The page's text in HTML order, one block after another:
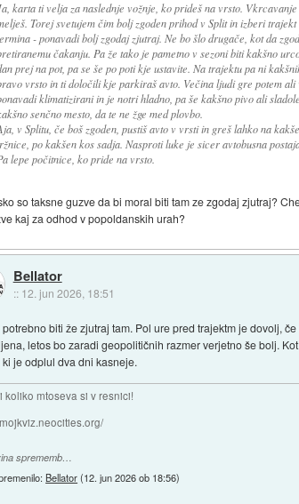
karta ti velja za naslednje vožnje, ko prideš na vrsto.
Torej svetujem čim bolj zgoden prihod v Split in izberi
- ponavadi bolj zgodaj zjutraj. Ne bo šlo drugače, kot da
čakanju. Pa že tako je pametno v sezoni biti kakšno
prej na pot, pa se še po poti kje ustavite. Na trajektu pa ni
vrsto in ti določili kje parkiraš avto. Večina ljudi gre potem ali
klimatizirani in je notri hladno, pa še kakšno pivo ali
senčno mesto, da te ne žge med plovbo.
v Splitu, če boš zgoden, pustiš avto v vrsti in greš lahko na
po kakšen kos sadja. Nasproti luke je sicer avtobusna
lepe počitnice, ko pride na vrsto.
so taksne guzve da bi moral biti tam ze zgodaj zjutraj?
kaj za odhod v popoldanskih urah?
Bellator
:: 12. jun 2026, 18:51
potrebno biti že zjutraj tam. Pol ure pred trajektm je dovolj,
letos bo zaradi geopolitičnih razmer verjetno še bolj.
ki je odplul dva dni kasneje.
koliko mtoseva si v resnici!
sprememb…
Bellator(12. jun 2026 ob 18:56)